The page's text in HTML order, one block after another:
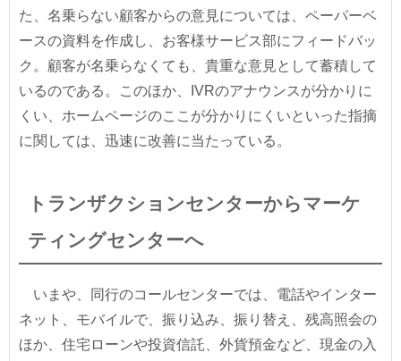
た、名乗らない顧客からの意見については、ペーパーベ
ースの資料を作成し、お客様サービス部にフィードバッ
ク。顧客が名乗らなくても、貴重な意見として蓄積して
いるのである。このほか、IVRのアナウンスが分かりに
くい、ホームページのここが分かりにくいといった指摘
に関しては、迅速に改善に当たっている。
トランザクションセンターからマーケ
ティングセンターへ
いまや、同行のコールセンターでは、電話やインター
ネット、モバイルで、振り込み、振り替え、残高照会の
ほか、住宅ローンや投資信託、外貨預金など、現金の入